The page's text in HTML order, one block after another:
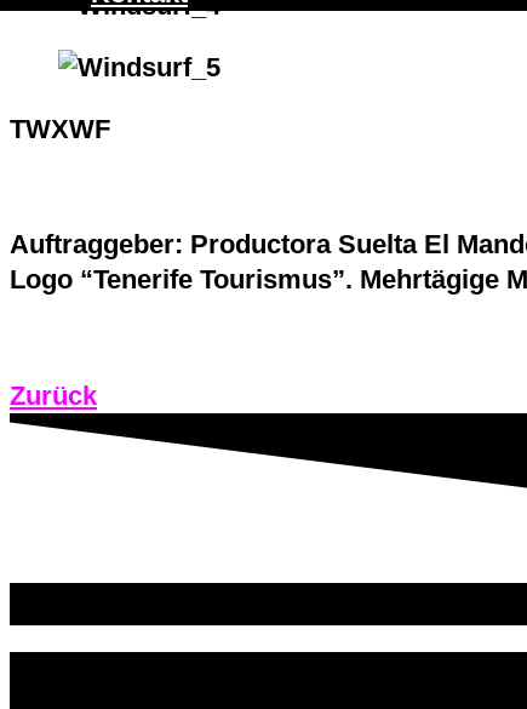
TWXWF
Auftraggeber: Productora Suelta El
Logo “Tenerife Tourismus”. Mehrtägige
Zurück